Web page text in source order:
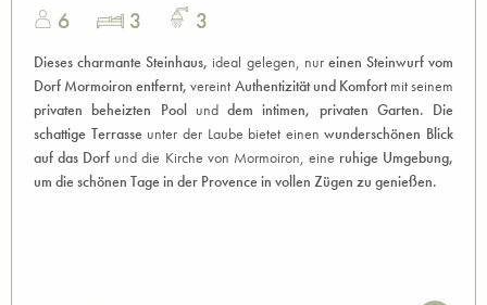
6 3 3
Dieses charmante Steinhaus, ideal gelegen, nur einen Steinwurf vom
Dorf Mormoiron entfernt, vereint Authentizität und Komfortmit seinem
privaten beheizten Poolund dem intimen, privaten Garten. Die
schattige Terrasseunter der Laube bietet einenwunderschönen Blick
auf das Dorf und die Kirche von Mormoiron, eine ruhige Umgebung,
um die schönen Tage in der Provence in vollen Zügen zu genießen.